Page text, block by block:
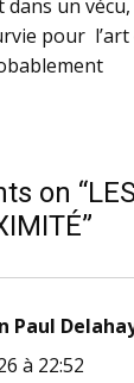
un
pour
on
Paul
à 22:52